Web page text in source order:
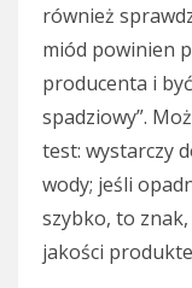
również
miód powinien
producenta i
spadziowy”.
test: wystarczy
wody; jeśli
szybko, to
jakości